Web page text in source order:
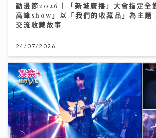
動漫節2026｜「新城廣播」大會指定全
高峰show」以「我們的收藏品」為主題
交流收藏故事
24/07/2026